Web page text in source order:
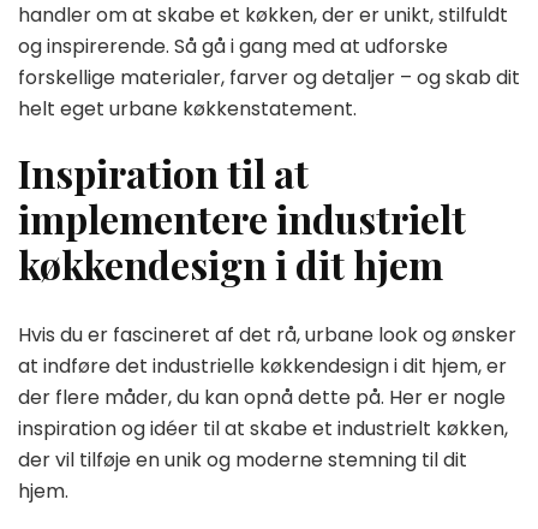
handler om at skabe et køkken, der er unikt, stilfuldt
og inspirerende. Så gå i gang med at udforske
forskellige materialer, farver og detaljer – og skab dit
helt eget urbane køkkenstatement.
Inspiration til at
implementere industrielt
køkkendesign i dit hjem
Hvis du er fascineret af det rå, urbane look og ønsker
at indføre det industrielle køkkendesign i dit hjem, er
der flere måder, du kan opnå dette på. Her er nogle
inspiration og idéer til at skabe et industrielt køkken,
der vil tilføje en unik og moderne stemning til dit
hjem.